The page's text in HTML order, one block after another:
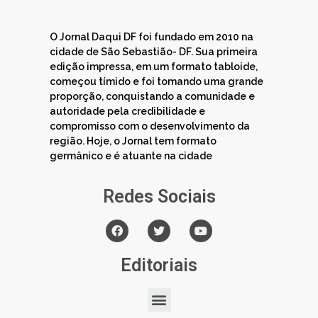
O Jornal Daqui DF foi fundado em 2010 na
cidade de São Sebastião- DF. Sua primeira
edição impressa, em um formato tabloide,
começou tímido e foi tomando uma grande
proporção, conquistando a comunidade e
autoridade pela credibilidade e
compromisso com o desenvolvimento da
região. Hoje, o Jornal tem formato
germânico e é atuante na cidade
Redes Sociais
Editoriais